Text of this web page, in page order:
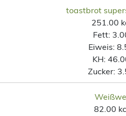
toastbrot
251.00
Fett:
Eiweis:
KH:
Zucker:
82.00